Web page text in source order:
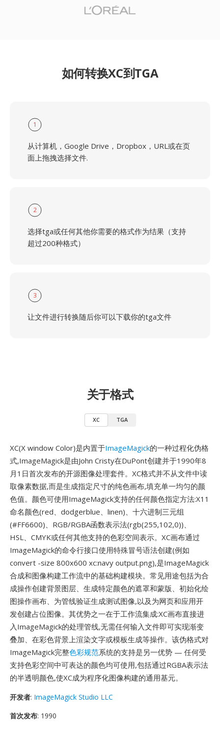
如何转换XC到TGA
1
从计算机，Google Drive，Dropbox，URL或在页
面上拖拽选择文件.
2
选择tga或任何其他你需要的格式作为结果（支持
超过200种格式）
3
让文件进行转换随后你可以下载你的tga文件
关于格式
XC TGA
XC(X window Color)是内置于ImageMagick的一种过程化伪格
式,ImageMagick是由John Cristy在DuPont创建并于1990年8
月1日首次发布的开源图像处理套件。XC格式并不从文件中读
取像素数据,而是生成指定尺寸的纯色画布,填充单一均匀的颜
色值。颜色可使用ImageMagick支持的任何颜色指定方法:X11
命名颜色(red、dodgerblue、linen)、十六进制三元组
(#FF6600)、RGB/RGBA函数表示法(rgb(255,102,0))、
HSL、CMYK或任何其他支持的色彩空间表示。XC画布通过
ImageMagick的命令行接口使用特殊冒号语法创建(例如
convert -size 800x600 xc:navy output.png),是ImageMagick
合成和图像构建工作流中的基础构建模块。常见用途包括为合
成操作创建背景图层、生成特定颜色的遮罩和蒙版、初始化绘
图操作画布、为管线验证生成测试图像,以及为网页和应用开
发创建占位图像。其优势之一在于工作流集成:XC画布直接进
入ImageMagick的处理管线,无需任何输入文件即可实现渐变
叠加、在彩色背景上渲染文字或模板生成等操作。该伪格式对
ImageMagick完整色彩规范系统的支持是另一优势 — 任何受
支持色彩空间中可表达的颜色均可使用,包括通过RGBA表示法
的半透明颜色,使XC成为程序化图像构建的通用基元。
开发者: ImageMagick Studio LLC
首次发布: 1990